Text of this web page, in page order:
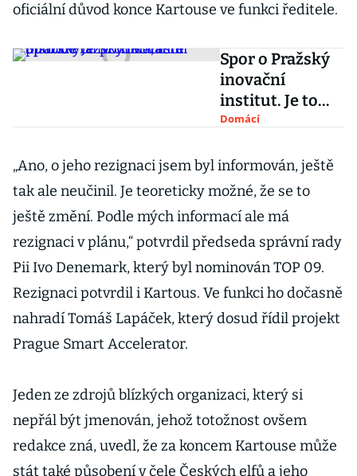
oficiální důvod konce Kartouse ve funkci ředitele.
Spor o Pražský
inovační
institut. Je to
odkladiště
politiků, míní
opozice
Domácí
„Ano, o jeho rezignaci jsem byl informován, ještě
tak ale neučinil. Je teoreticky možné, že se to
ještě změní. Podle mých informací ale má
rezignaci v plánu,“ potvrdil předseda správní rady
Pii Ivo Denemark, který byl nominován TOP 09.
Rezignaci potvrdil i Kartous. Ve funkci ho dočasně
nahradí Tomáš Lapáček, který dosud řídil projekt
Prague Smart Accelerator.
Jeden ze zdrojů blízkých organizaci, který si
nepřál být jmenován, jehož totožnost ovšem
redakce zná, uvedl, že za koncem Kartouse může
stát také působení v čele Českých elfů a jeho